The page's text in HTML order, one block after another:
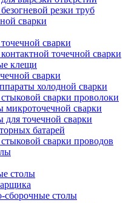
резки труб
сварки
сварки
точечной сварки
клещи
сварки
холодной сварки
сварки проволоки
микроточечной сварки
для точечной сварки
батарей
сварки проводов
столы
сборочные столы